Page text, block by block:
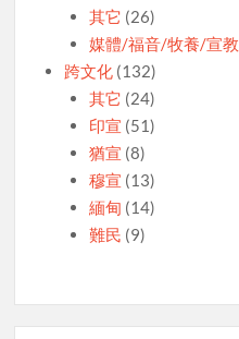
其它 (26)
媒體/福音/牧養/宣教
跨文化 (132)
其它 (24)
印宣 (51)
猶宣 (8)
穆宣 (13)
緬甸 (14)
難民 (9)